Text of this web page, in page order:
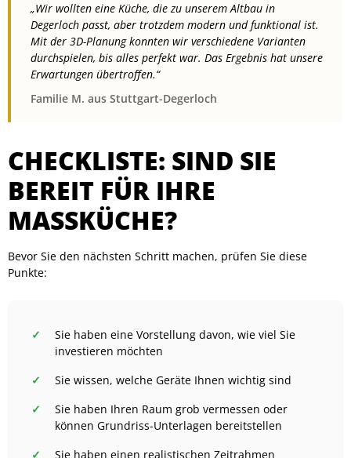
„Wir wollten eine Küche, die zu unserem Altbau in
Degerloch passt, aber trotzdem modern und funktional ist.
Mit der 3D-Planung konnten wir verschiedene Varianten
durchspielen, bis alles perfekt war. Das Ergebnis hat unsere
Erwartungen übertroffen.“
Familie M. aus Stuttgart-Degerloch
CHECKLISTE: SIND SIE
BEREIT FÜR IHRE
MASSKÜCHE?
Bevor Sie den nächsten Schritt machen, prüfen Sie diese
Punkte:
Sie haben eine Vorstellung davon, wie viel Sie
investieren möchten
Sie wissen, welche Geräte Ihnen wichtig sind
Sie haben Ihren Raum grob vermessen oder
können Grundriss-Unterlagen bereitstellen
Sie haben einen realistischen Zeitrahmen